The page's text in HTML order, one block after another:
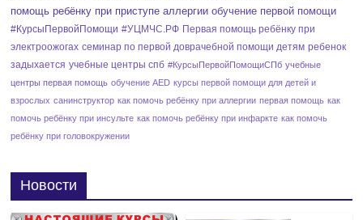
помощь ребёнку при приступе аллергии обучение первой помощи
#КурсыПервойПомощи #УЦМЧС.РФ Первая помощь ребёнку при
электроожогах семинар по первой доврачебной помощи детям ребенок
задыхается учебные центры спб #КурсыПервойПомощиСПб учебные
центры первая помощь обучение AED курсы первой помощи для детей и
взрослых санинструктор как помочь ребёнку при аллергии первая помощь как
помочь ребёнку при инсульте как помочь ребёнку при инфаркте как помочь
ребёнку при головокружении
Новости